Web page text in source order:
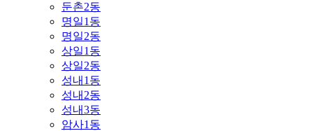
둔촌2동
명일1동
명일2동
상일1동
상일2동
성내1동
성내2동
성내3동
암사1동